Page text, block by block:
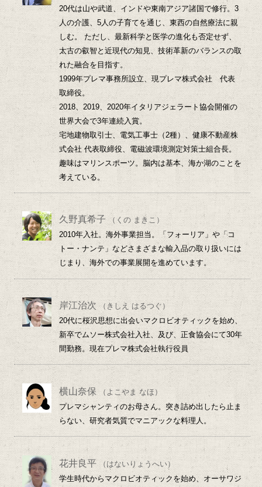
20代は山や武道、インドや東南アジア諸国で修行。3
人の介護、5人の子育てを通じ、東西の自然療法に親
しむ。 ただし、最新科学と医学の進化も否定せず、
太古の叡智と近現代の知見、技術革新のバランスの取
れた融合を目指す。
1999年プレマ事務所設立、現プレマ株式会社 代表
取締役。
2018、2019、2020年イタリアジェラート協会開催の
世界大会で3年連続入賞。
宅地建物取引士、電気工事士（2種）、健康不動産株
式会社 代表取締役、電磁波環境測定対策士組合長。
趣味はマリンスポーツ。脳内は基本、海か湖のことを
考えている。
久野真希子
（くの まきこ）
2010年入社。海外事業担当。「フォーリア」や「コ
トー・ナンテ」などさまざまな輸入品の取り扱いには
じまり、海外での事業展開を進めています。
岸江治次
（きしえ はるつぐ）
20代に桜沢思想に出会いマクロビオティックを始め、
新卒でムソー株式会社入社、及び、正食協会にて30年
間勤務。現在プレマ株式会社執行役員
横山奈保
（よこやま なほ）
プレマシャンティのお母さん。突き詰め出したら止ま
らない、研究者気質でマニアックな料理人。
花井良平
（はないりょうへい）
学生時代からマクロビオティックを始め、オーサワジ